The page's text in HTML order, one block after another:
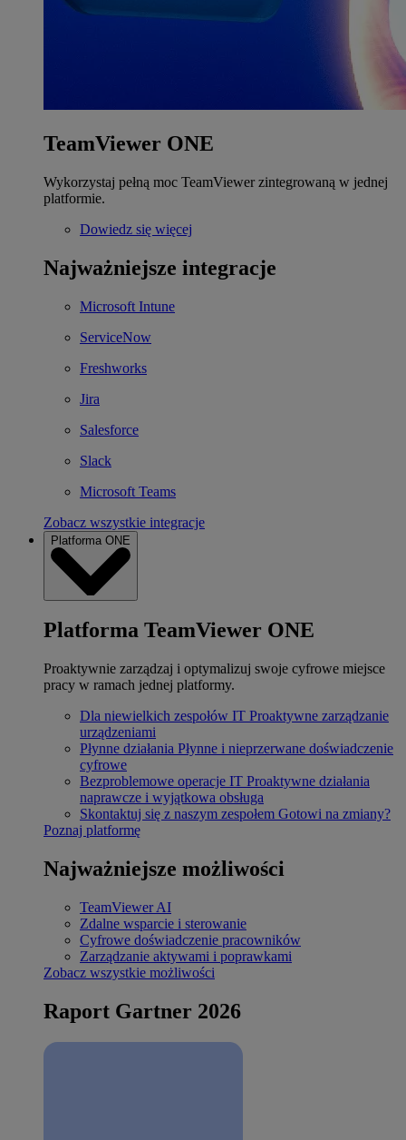
TeamViewer ONE
Wykorzystaj pełną moc TeamViewer zintegrowaną w jednej
platformie.
Dowiedz się więcej
Najważniejsze integracje
Microsoft Intune
ServiceNow
Freshworks
Jira
Salesforce
Slack
Microsoft Teams
Zobacz wszystkie integracje
Platforma ONE
Platforma TeamViewer ONE
Proaktywnie zarządzaj i optymalizuj swoje cyfrowe miejsce
pracy w ramach jednej platformy.
Dla niewielkich zespołów IT Proaktywne zarządzanie
urządzeniami
Płynne działania Płynne i nieprzerwane doświadczenie
cyfrowe
Bezproblemowe operacje IT Proaktywne działania
naprawcze i wyjątkowa obsługa
Skontaktuj się z naszym zespołem Gotowi na zmiany?
Poznaj platformę
Najważniejsze możliwości
TeamViewer AI
Zdalne wsparcie i sterowanie
Cyfrowe doświadczenie pracowników
Zarządzanie aktywami i poprawkami
Zobacz wszystkie możliwości
Raport Gartner 2026